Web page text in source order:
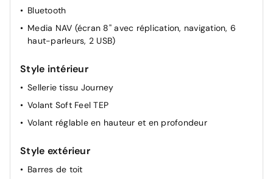
Lève-vitres AR électriques
Airbag passager déconnectable
Bluetooth
Media NAV (écran 8'' avec réplication, navigation, 6
haut-parleurs, 2 USB)
Style intérieur
Sellerie tissu Journey
Volant Soft Feel TEP
Volant réglable en hauteur et en profondeur
Style extérieur
Barres de toit